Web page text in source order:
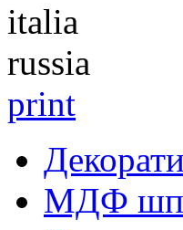
italia
russia
print
МДФ